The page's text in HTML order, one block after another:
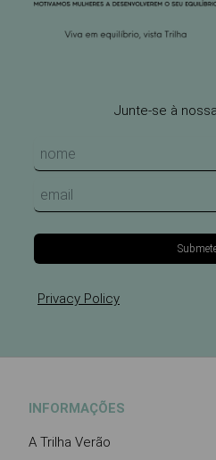
Junte-se à
Privacy Policy
INFORMAÇÕES
A Trilha Verão